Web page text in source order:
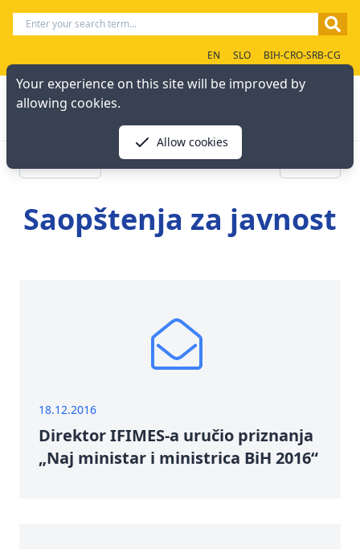
EN SLO BIH-CRO-SRB-CG
Saopštenja za javnost
18.12.2016
Direktor IFIMES-a uručio priznanja
„Naj ministar i ministrica BiH 2016“
Your experience on this site will be improved by
allowing cookies.
Allow cookies